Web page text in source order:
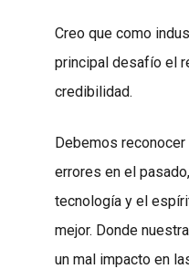
Creo que como
principal desafío el
credibilidad.
Debemos
errores en el
tecnología y el
mejor. Donde
un mal impacto en